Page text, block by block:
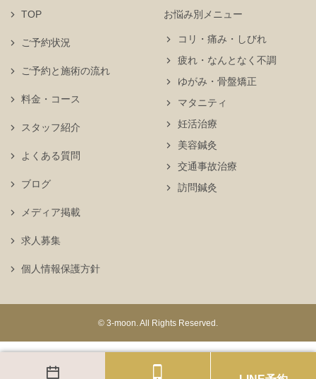
TOP
ご予約状況
お悩み別メニュー
コリ・痛み・しびれ
疲れ・なんとなく不調
ゆがみ・骨盤矯正
マタニティ
妊活治療
美容鍼灸
交通事故治療
訪問鍼灸
ご予約と施術の流れ
料金・コース
スタッフ紹介
よくある質問
ブログ
メディア掲載
求人募集
個人情報保護方針
© 3-moon. All Rights Reserved.